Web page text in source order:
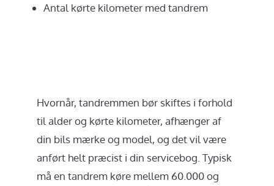
Antal kørte kilometer med tandrem
Hvornår, tandremmen bør skiftes i forhold
til alder og kørte kilometer, afhænger af
din bils mærke og model, og det vil være
anført helt præcist i din servicebog. Typisk
må en tandrem køre mellem 60.000 og